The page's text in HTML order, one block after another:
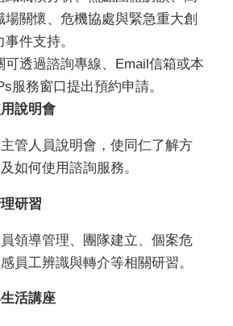
場關懷、危機協處與緊急重大創
件支持。
可透過諮詢專線、Email信箱或本
服務窗口提出預約申請。
說明會
管人員說明會，使同仁了解方
如何使用諮詢服務。
研習
領導管理、團隊建立、個案危
員工辨識與轉介等相關研習。
活講座